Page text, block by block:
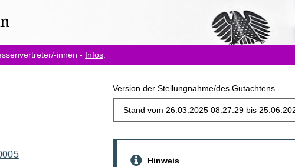
innen - Infos
Version der Stellungnahme/des Gutachtens
Hinweis